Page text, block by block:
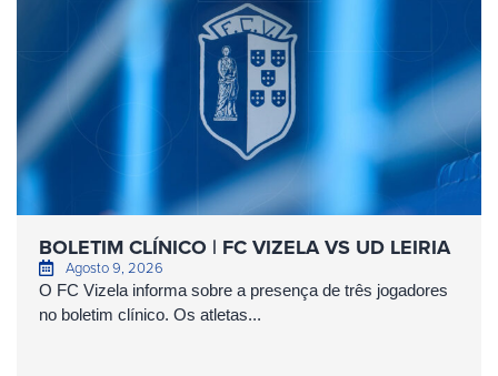
BOLETIM CLÍNICO | FC VIZELA VS UD LEIRIA
Agosto 9, 2026
O FC Vizela informa sobre a presença de três jogadores
no boletim clínico. Os atletas...